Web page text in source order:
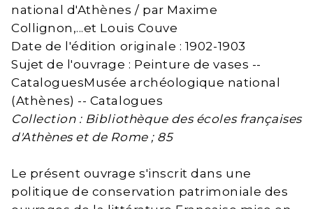
national d'Athènes / par Maxime
Collignon,...et Louis Couve
Date de l'édition originale : 1902-1903
Sujet de l'ouvrage : Peinture de vases --
CataloguesMusée archéologique national
(Athènes) -- Catalogues
Collection : Bibliothèque des écoles françaises
d'Athènes et de Rome ; 85
Le présent ouvrage s'inscrit dans une
politique de conservation patrimoniale des